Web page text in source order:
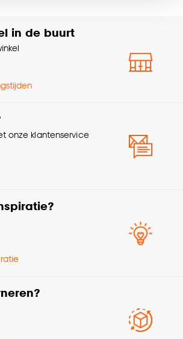
te accepteren. Je kunt er ook
‘Cookies aanpassen’ te
is dat je deze keuze altijd nog
hiervoor onze
in de buurt
onze klantenservice